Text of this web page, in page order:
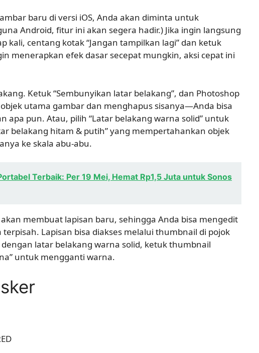
baru di versi iOS, Anda akan diminta untuk
Android, fitur ini akan segera hadir.) Jika ingin langsung
kali, centang kotak “Jangan tampilkan lagi” dan ketuk
menerapkan efek dasar secepat mungkin, aksi cepat ini
Ketuk “Sembunyikan latar belakang”, dan Photoshop
utama gambar dan menghapus sisanya—Anda bisa
apa pun. Atau, pilih “Latar belakang warna solid” untuk
belakang hitam & putih” yang mempertahankan objek
ke skala abu-abu.
Terbaik: Per 19 Mei, Hemat Rp1,5 Juta untuk Sonos
membuat lapisan baru, sehingga Anda bisa mengedit
Lapisan bisa diakses melalui thumbnail di pojok
latar belakang warna solid, ketuk thumbnail
untuk mengganti warna.